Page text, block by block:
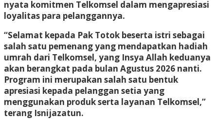
nyata komitmen Telkomsel dalam mengapresiasi
loyalitas para pelanggannya.
​“Selamat kepada Pak Totok beserta istri sebagai
salah satu pemenang yang mendapatkan hadiah
umrah dari Telkomsel, yang Insya Allah keduanya
akan berangkat pada bulan Agustus 2026 nanti.
Program ini merupakan salah satu bentuk
apresiasi kepada pelanggan setia yang
menggunakan produk serta layanan Telkomsel,”
terang Isnijazatun.